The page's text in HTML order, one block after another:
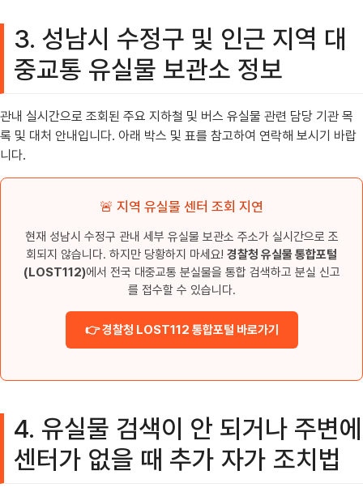
3. 성남시 수정구 및 인근 지역 대
중교통 유실물 보관소 정보
관내 실시간으로 조회된 주요 지하철 및 버스 유실물 관련 담당 기관 목
록 및 대처 안내입니다. 아래 박스 및 표를 참고하여 연락해 보시기 바랍
니다.
🚨 지역 유실물 센터 조회 지연
현재 성남시 수정구 관내 세부 유실물 보관소 주소가 실시간으로 조
회되지 않습니다. 하지만 당황하지 마세요! 경찰청 유실물 통합포털
(LOST112)에서 전국 대중교통 분실물을 통합 검색하고 분실 신고
를 접수할 수 있습니다.
👉 경찰청 LOST112 통합포털 바로가기
4. 유실물 검색이 안 되거나 주변에
센터가 없을 때 추가 자가 조치법